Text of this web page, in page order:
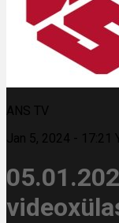
ANS TV
Jan 5, 2024 - 17:21